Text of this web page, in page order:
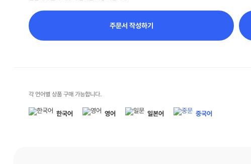
주문서 작성하기
각 언어별 상품 구매 가능합니다.
한국어 영어 일본어 중국어